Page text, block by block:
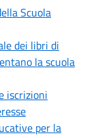
Scuola
dei libri di
la scuola
iscrizioni
per la